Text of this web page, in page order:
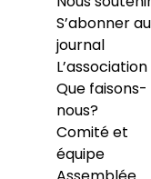
S’abonner au
journal
L’association
Que faisons-
nous?
Comité et
équipe